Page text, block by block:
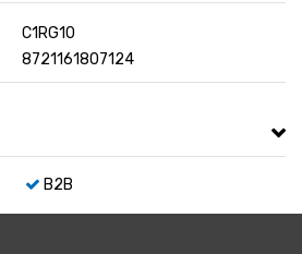
C1RG10
8721161807124
B2B